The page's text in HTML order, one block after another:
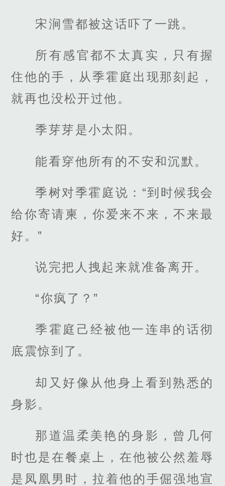
宋涧雪都被这话吓了一跳。
所有感官都不太真实，只有握
住他的手，从季霍庭出现那刻起，
就再也没松开过他。
季芽芽是小太阳。
能看穿他所有的不安和沉默。
季树对季霍庭说：“到时候我会
给你寄请柬，你爱来不来，不来最
好。”
说完把人拽起来就准备离开。
“你疯了？”
季霍庭己经被他一连串的话彻
底震惊到了。
却又好像从他身上看到熟悉的
身影。
那道温柔美艳的身影，曾几何
时也是在餐桌上，在他被公然羞辱
是凤凰男时，拉着他的手倔强地宣